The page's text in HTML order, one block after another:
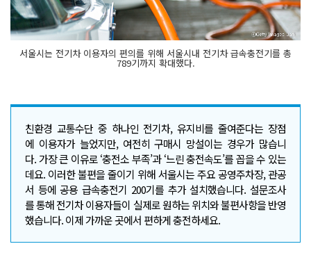
서울시는 전기차 이용자의 편의를 위해 서울시내 전기차 급속충전기를 총
789기까지 확대했다.
친환경 교통수단 중 하나인 전기차, 유지비를 줄여준다는 장점
에 이용자가 늘었지만, 여전히 구매시 망설이는 경우가 많습니
다. 가장 큰 이유로 ‘충전소 부족’과 ‘느린 충전속도’를 꼽을 수 있는
데요. 이러한 불편을 줄이기 위해 서울시는 주요 공영주차장, 관공
서 등에 공용 급속충전기 200기를 추가 설치했습니다. 설문조사
를 통해 전기차 이용자들이 실제로 원하는 위치와 불편사항을 반영
했습니다. 이제 가까운 곳에서 편하게 충전하세요.